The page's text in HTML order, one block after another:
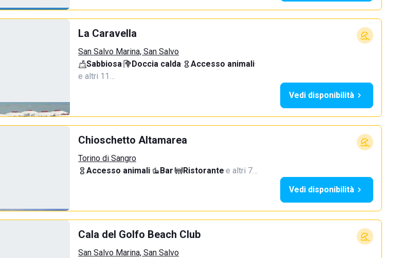
La Caravella
San Salvo Marina, San Salvo
Sabbiosa· Doccia calda· Accesso animali·
e altri 11…
Vedi disponibilità
Chioschetto Altamarea
Torino di Sangro
Accesso animali· Bar· Ristorante·e altri 7…
Vedi disponibilità
Cala del Golfo Beach Club
San Salvo Marina, San Salvo